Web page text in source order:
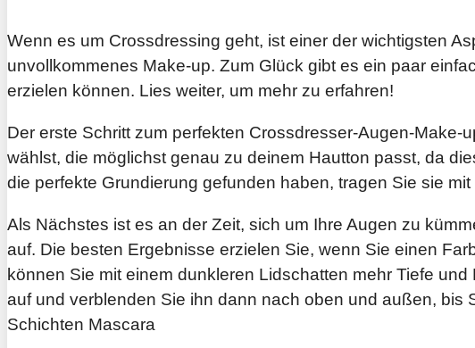
Wenn es um Crossdressing geht, ist einer der wichtigsten
unvollkommenes Make-up. Zum Glück gibt es ein paar
erzielen können. Lies weiter, um mehr zu erfahren!
Der erste Schritt zum perfekten Crossdresser-Augen-
wählst, die möglichst genau zu deinem Hautton passt, da
die perfekte Grundierung gefunden haben, tragen Sie sie
Als Nächstes ist es an der Zeit, sich um Ihre Augen zu
auf. Die besten Ergebnisse erzielen Sie, wenn Sie einen
können Sie mit einem dunkleren Lidschatten mehr Tiefe
auf und verblenden Sie ihn dann nach oben und außen, bis
Schichten Mascara